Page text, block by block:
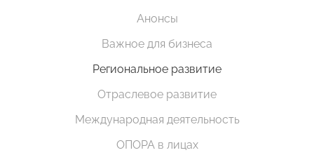
Анонсы
Важное для бизнеса
Региональное развитие
Отраслевое развитие
Международная деятельность
ОПОРА в лицах